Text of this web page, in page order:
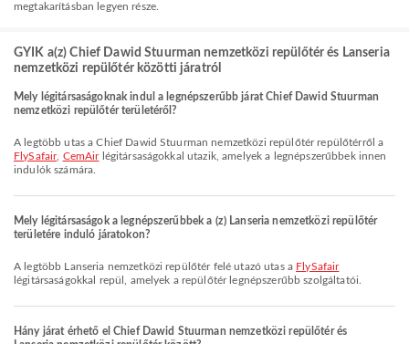
megtakarításban legyen része.
GYIK a(z) Chief Dawid Stuurman nemzetközi repülőtér és Lanseria
nemzetközi repülőtér közötti járatról
Mely légitársaságoknak indul a legnépszerűbb járat Chief Dawid Stuurman
nemzetközi repülőtér területéről?
A legtöbb utas a Chief Dawid Stuurman nemzetközi repülőtér repülőtérről a
FlySafair, CemAirlégitársaságokkal utazik, amelyek a legnépszerűbbek innen
indulók számára.
Mely légitársaságok a legnépszerűbbek a (z) Lanseria nemzetközi repülőtér
területére induló járatokon?
A legtöbb Lanseria nemzetközi repülőtér felé utazó utas a FlySafair
légitársaságokkal repül, amelyek a repülőtér legnépszerűbb szolgáltatói.
Hány járat érhető el Chief Dawid Stuurman nemzetközi repülőtér és